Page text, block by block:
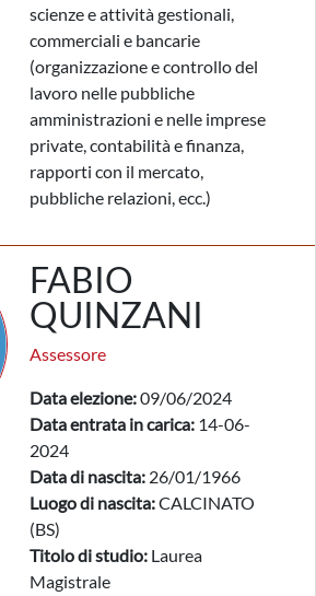
scienze e attività gestionali,
commerciali e bancarie
(organizzazione e controllo del
lavoro nelle pubbliche
amministrazioni e nelle imprese
private, contabilità e finanza,
rapporti con il mercato,
pubbliche relazioni, ecc.)
FABIO
QUINZANI
Assessore
Data elezione:09/06/2024
Data entrata in carica: 14-06-
2024
Data di nascita: 26/01/1966
Luogo di nascita:CALCINATO
(BS)
Titolo di studio: Laurea
Magistrale